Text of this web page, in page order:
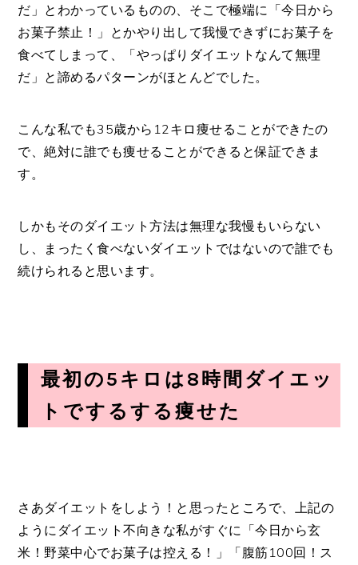
だ」とわかっているものの、そこで極端に「今日から
お菓子禁止！」とかやり出して我慢できずにお菓子を
食べてしまって、「やっぱりダイエットなんて無理
だ」と諦めるパターンがほとんどでした。
こんな私でも35歳から12キロ痩せることができたの
で、絶対に誰でも痩せることができると保証できま
す。
しかもそのダイエット方法は無理な我慢もいらない
し、まったく食べないダイエットではないので誰でも
続けられると思います。
最初の5キロは8時間ダイエッ
トでするする痩せた
さあダイエットをしよう！と思ったところで、上記の
ようにダイエット不向きな私がすぐに「今日から玄
米！野菜中心でお菓子は控える！」「腹筋100回！ス